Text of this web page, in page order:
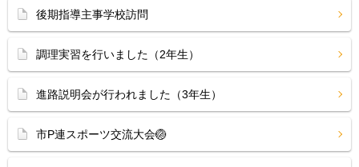
後期指導主事学校訪問
調理実習を行いました（2年生）
進路説明会が行われました（3年生）
市P連スポーツ交流大会🏐